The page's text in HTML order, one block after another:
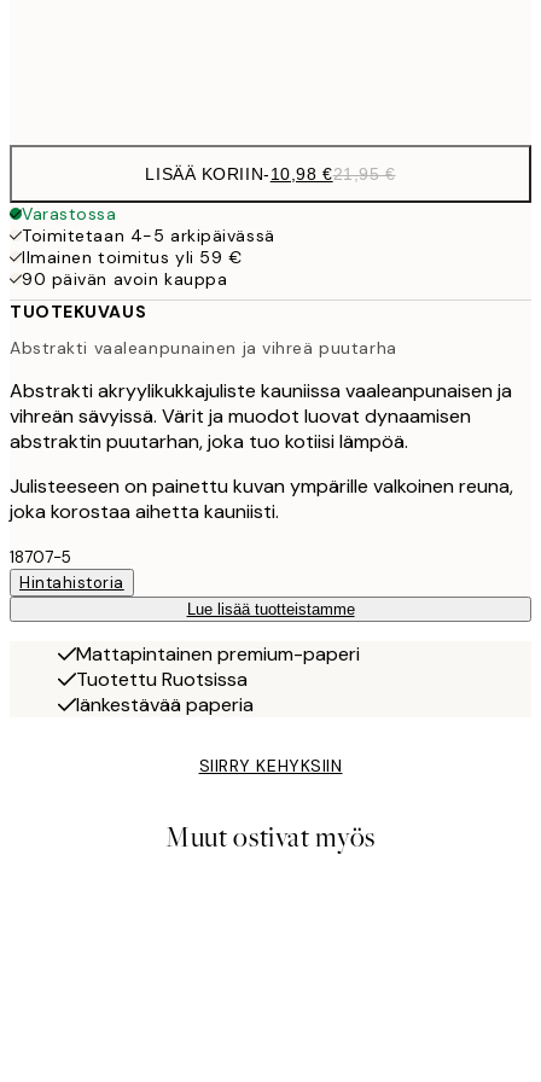
LISÄÄ KORIIN-10,98 €21,95 €
Varastossa
Toimitetaan 4-5 arkipäivässä
Ilmainen toimitus yli 59 €
90 päivän avoin kauppa
TUOTEKUVAUS
Abstrakti vaaleanpunainen ja vihreä puutarha
Abstrakti akryylikukkajuliste kauniissa vaaleanpunaisen ja
vihreän sävyissä. Värit ja muodot luovat dynaamisen
abstraktin puutarhan, joka tuo kotiisi lämpöä.
Julisteeseen on painettu kuvan ympärille valkoinen reuna,
joka korostaa aihetta kauniisti.
18707-5
Hintahistoria
Lue lisää tuotteistamme
Mattapintainen premium-paperi
Tuotettu Ruotsissa
Iänkestävää paperia
SIIRRY KEHYKSIIN
Muut ostivat myös